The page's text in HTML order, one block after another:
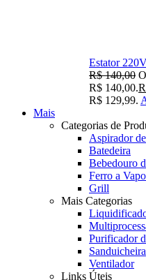
Estator
R$140,00
R$ 140,00.
R$ 129,99.
Mais
Categorias de
Aspirador
Batedeira
Bebedouro
Ferro a
Grill
Mais Categorias
Purificador
Sanduicheira
Ventilador
Links Úteis